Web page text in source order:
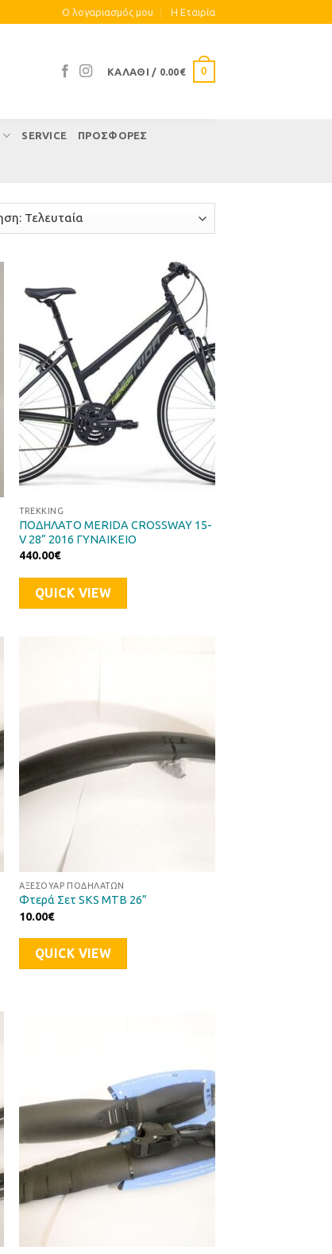
Ο λογαριασμός μου Η Eταιρία
ΚΑΛΆΘΙ / 0.00€ 0
SERVICE ΠΡΟΣΦΟΡΕΣ
Προσθήκη
στη Λίστα
Επιθυμιών
TREKKING
ΠΟΔΗΛΑΤΟ MERIDA CROSSWAY 15-
V 28” 2016 ΓΥΝΑΙΚΕΙΟ
440.00€
QUICK VIEW
ΑΞΕΣΟΥΆΡ ΠΟΔΗΛΆΤΩΝ
Φτερά Σετ SKS MTB 26”
10.00€
QUICK VIEW
Επιθυμιών